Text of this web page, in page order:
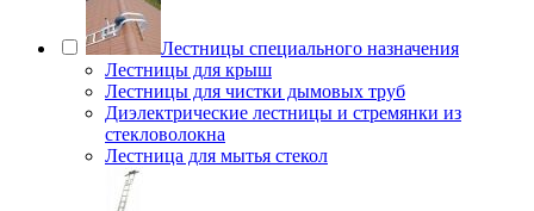
Лестницы специального назначения
Лестницы для крыш
Лестницы для чистки дымовых труб
Диэлектрические лестницы и стремянки из
стекловолокна
Лестница для мытья стекол